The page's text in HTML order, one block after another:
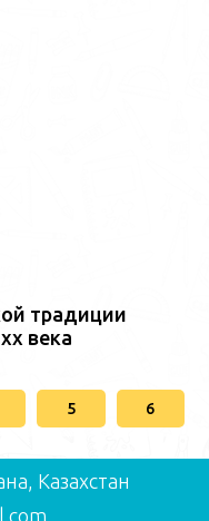
традиции
века
5 6
Казахстан